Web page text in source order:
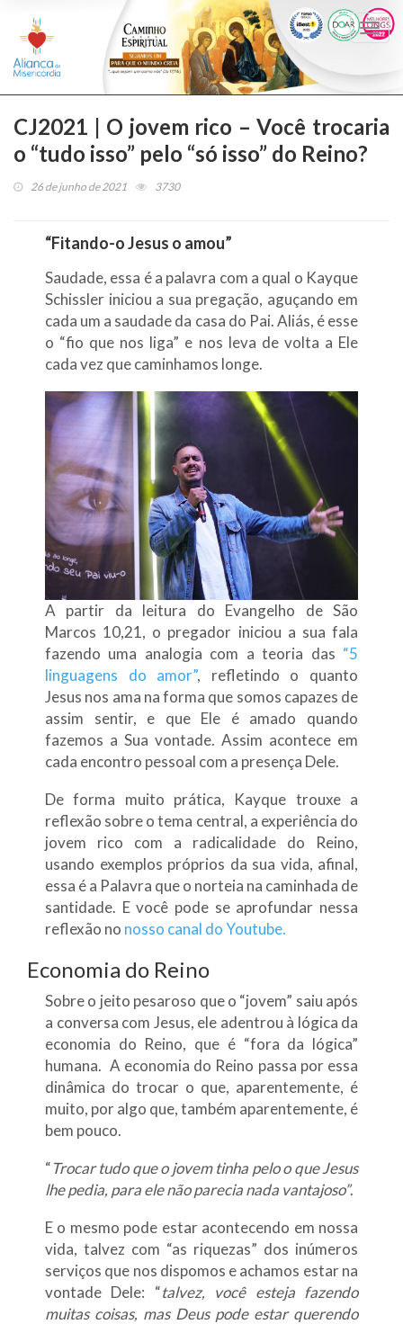
CJ2021 | O jovem rico – Você trocaria
o “tudo isso” pelo “só isso” do Reino?
26 de junho de 2021 3730
“Fitando-o Jesus o amou”
Saudade, essa é a palavra com a qual o Kayque
Schissler iniciou a sua pregação, aguçando em
cada um a saudade da casa do Pai. Aliás, é esse
o “fio que nos liga” e nos leva de volta a Ele
cada vez que caminhamos longe.
A partir da leitura do Evangelho de São
Marcos 10,21, o pregador iniciou a sua fala
fazendo uma analogia com a teoria das “5
linguagens do amor”, refletindo o quanto
Jesus nos ama na forma que somos capazes de
assim sentir, e que Ele é amado quando
fazemos a Sua vontade. Assim acontece em
cada encontro pessoal com a presença Dele.
De forma muito prática, Kayque trouxe a
reflexão sobre o tema central, a experiência do
jovem rico com a radicalidade do Reino,
usando exemplos próprios da sua vida, afinal,
essa é a Palavra que o norteia na caminhada de
santidade. E você pode se aprofundar nessa
reflexão no nosso canal do Youtube.
Economia do Reino
Sobre o jeito pesaroso que o “jovem” saiu após
a conversa com Jesus, ele adentrou à lógica da
economia do Reino, que é “fora da lógica”
humana. A economia do Reino passa por essa
dinâmica do trocar o que, aparentemente, é
muito, por algo que, também aparentemente, é
bem pouco.
“Trocar tudo que o jovem tinha pelo o que Jesus
lhe pedia, para ele não parecia nada vantajoso”.
E o mesmo pode estar acontecendo em nossa
vida, talvez com “as riquezas” dos inúmeros
serviços que nos dispomos e achamos estar na
vontade Dele: “talvez, você esteja fazendo
muitas coisas, mas Deus pode estar querendo